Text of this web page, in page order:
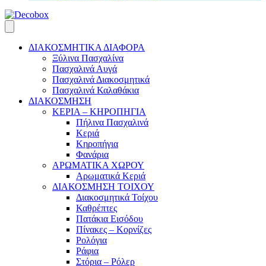
ΔΙΑΚΟΣΜΗΤΙΚΑ ΔΙΑΦΟΡΑ
Ξύλινα Πασχαλίνα
Πασχαλινά Αυγά
Πασχαλινά Διακοσμητικά
Πασχαλινά Καλαθάκια
ΔΙΑΚΟΣΜΗΣΗ
ΚΕΡΙΑ – ΚΗΡΟΠΗΓΙΑ
Πήλινα Πασχαλινά
Κεριά
Κηροπήγια
Φανάρια
ΑΡΩΜΑΤΙΚΑ ΧΩΡΟΥ
Αρωματικά Κεριά
ΔΙΑΚΟΣΜΗΣΗ ΤΟΙΧΟΥ
Διακοσμητικά Τοίχου
Καθρέπτες
Πατάκια Εισόδου
Πίνακες – Κορνίζες
Ρολόγια
Ράφια
Στόρια – Ρόλερ